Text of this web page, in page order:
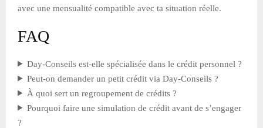
avec une mensualité compatible avec ta situation réelle.
FAQ
Day-Conseils est-elle spécialisée dans le crédit personnel ?
Peut-on demander un petit crédit via Day-Conseils ?
À quoi sert un regroupement de crédits ?
Pourquoi faire une simulation de crédit avant de s’engager
?